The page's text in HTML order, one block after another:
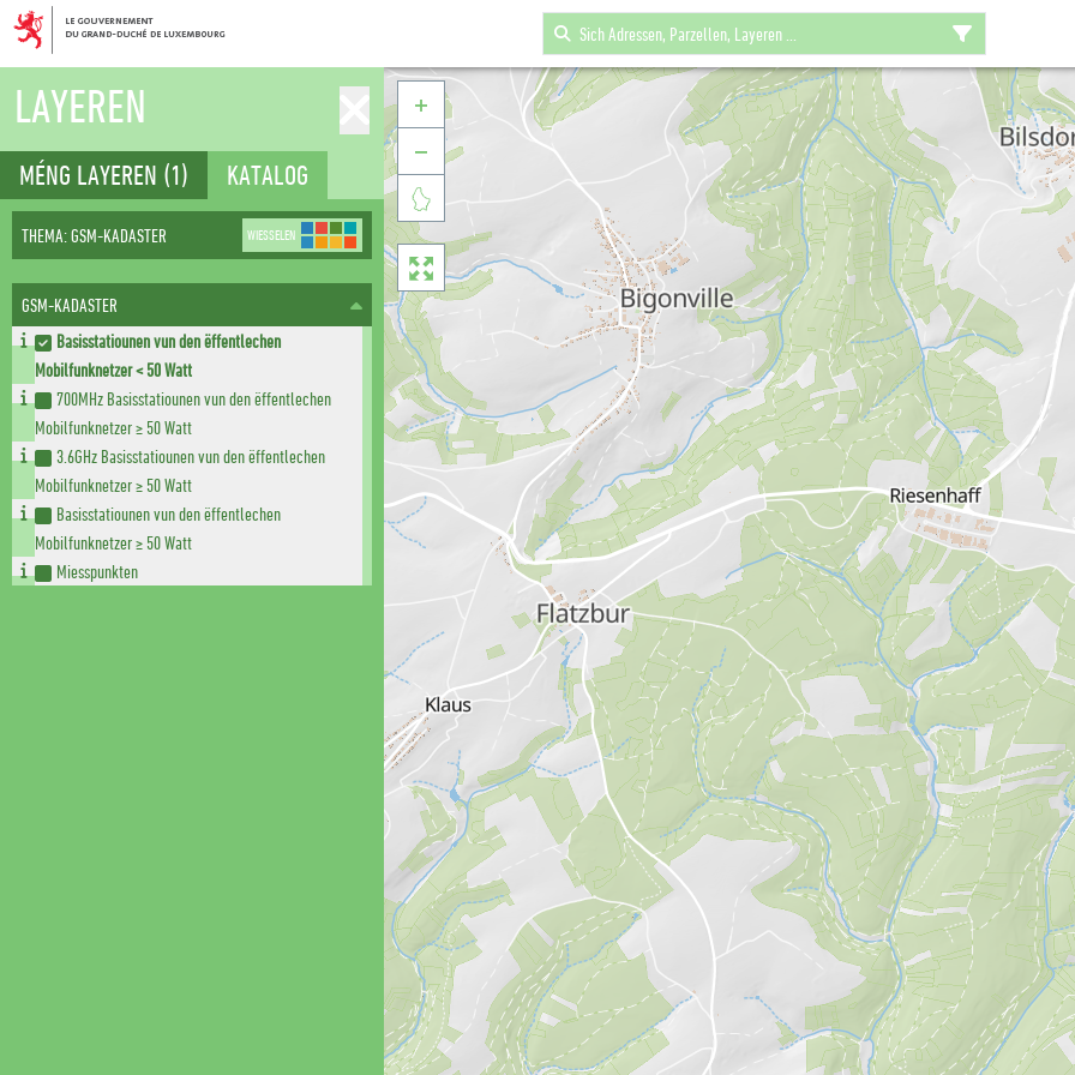
LAYEREN
MÉNG LAYEREN (1) KATALOG
THEMA: GSM-KADASTER WIESSELEN
GSM-KADASTER
Basisstatiounen vun den ëffentlechen
Mobilfunknetzer < 50 Watt
700MHz Basisstatiounen vun den ëffentlechen
Mobilfunknetzer ≥ 50 Watt
3.6GHz Basisstatiounen vun den ëffentlechen
Mobilfunknetzer ≥ 50 Watt
Basisstatiounen vun den ëffentlechen
Mobilfunknetzer ≥ 50 Watt
Miesspunkten



